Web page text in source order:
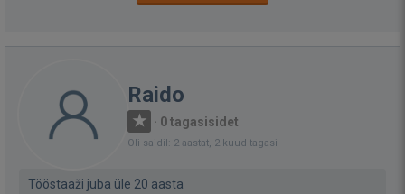
Raido
· 0 tagasisidet
Oli saidil: 2 aastat, 2 kuud tagasi
Tööstaaži juba üle 20 aasta